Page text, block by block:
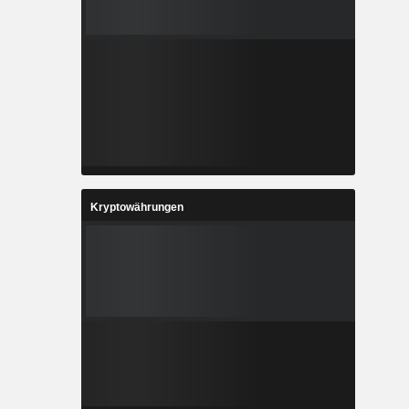
Kryptowährungen